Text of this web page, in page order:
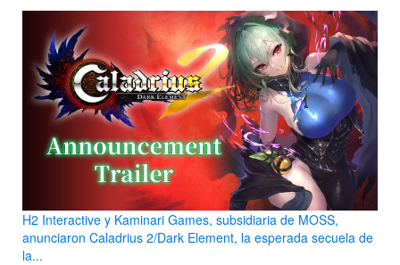
H2 Interactive y Kaminari Games, subsidiaria de MOSS,
anunciaron Caladrius 2/Dark Element, la esperada secuela de
la...